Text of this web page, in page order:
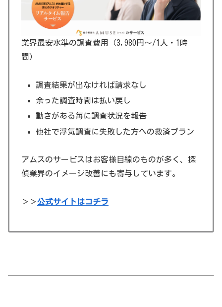
業界最安水準の調査費用（3,980円～/1人・1時
間）
調査結果が出なければ請求なし
余った調査時間は払い戻し
動きがある毎に調査状況を報告
他社で浮気調査に失敗した方への救済プラン
アムスのサービスはお客様目線のものが多く、探
偵業界のイメージ改善にも寄与しています。
＞＞公式サイトはコチラ